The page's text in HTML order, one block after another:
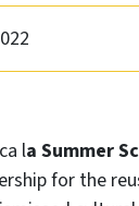
la Summer
for the